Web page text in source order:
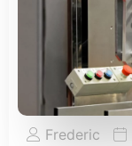
Frederic